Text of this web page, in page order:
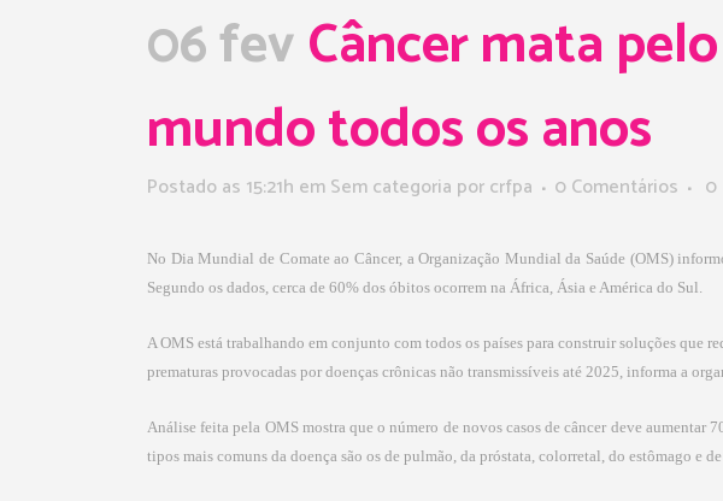
06 fevCâncer mata
mundo todos os anos
Postado as 15:21h em Sem categoria porcrfpa 0 Comentários 0
No Dia Mundial de Comate ao Câncer, a Organização Mundial da Saúde (OMS)
Segundo os dados, cerca de 60% dos óbitos ocorrem na África, Ásia e América do Sul.
A OMS está trabalhando em conjunto com todos os países para construir soluções
prematuras provocadas por doenças crônicas não transmissíveis até 2025, informa a
Análise feita pela OMS mostra que o número de novos casos de câncer deve aumentar
tipos mais comuns da doença são os de pulmão, da próstata, colorretal, do estômago e